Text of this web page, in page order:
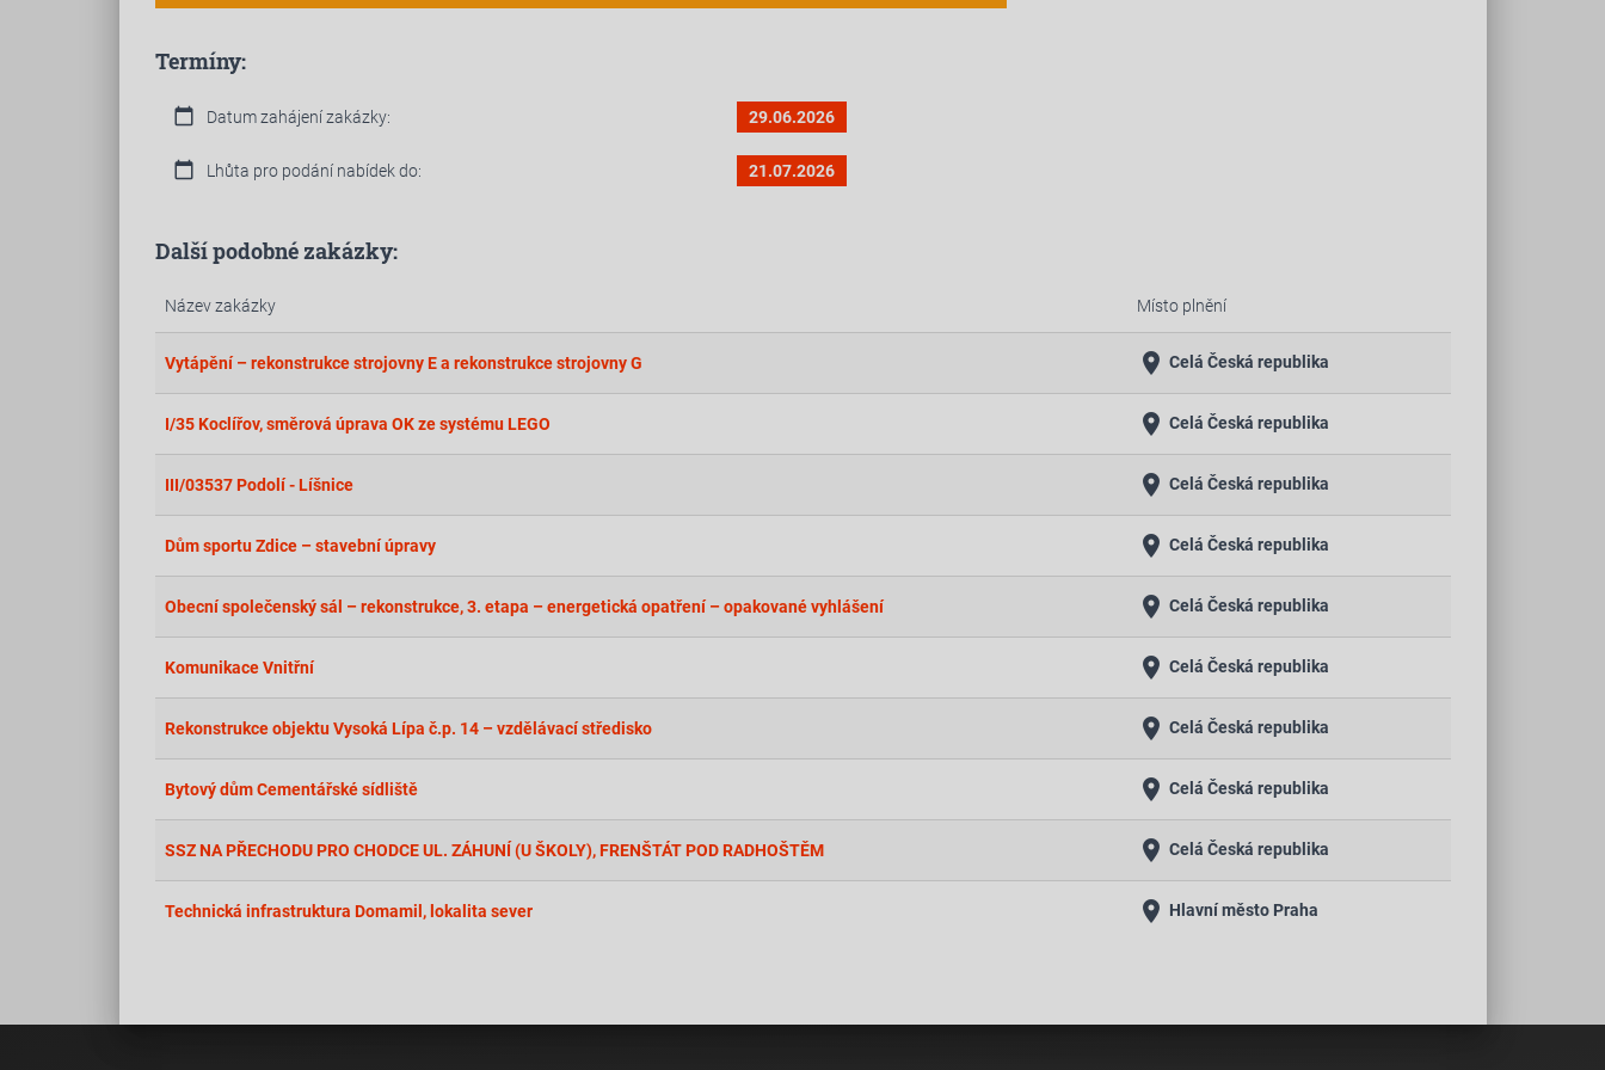
Termíny:
calendar_today Datum zahájení zakázky: 29.06.2026
calendar_today Lhůta pro podání nabídek do: 21.07.2026
Další podobné zakázky:
Název zakázky Místo plnění
Vytápění – rekonstrukce strojovny E a rekonstrukce strojovny G place Celá Česká republika
I/35 Koclířov, směrová úprava OK ze systému LEGO place Celá Česká republika
III/03537 Podolí - Líšnice place Celá Česká republika
Dům sportu Zdice – stavební úpravy place Celá Česká republika
Obecní společenský sál – rekonstrukce, 3. etapa – energetická opatření – opakované vyhlášení place Celá Česká republika
Komunikace Vnitřní place Celá Česká republika
Rekonstrukce objektu Vysoká Lípa č.p. 14 – vzdělávací středisko place Celá Česká republika
Bytový dům Cementářské sídliště place Celá Česká republika
SSZ NA PŘECHODU PRO CHODCE UL. ZÁHUNÍ (U ŠKOLY), FRENŠTÁT POD RADHOŠTĚM place Celá Česká republika
Technická infrastruktura Domamil, lokalita sever place Hlavní město Praha